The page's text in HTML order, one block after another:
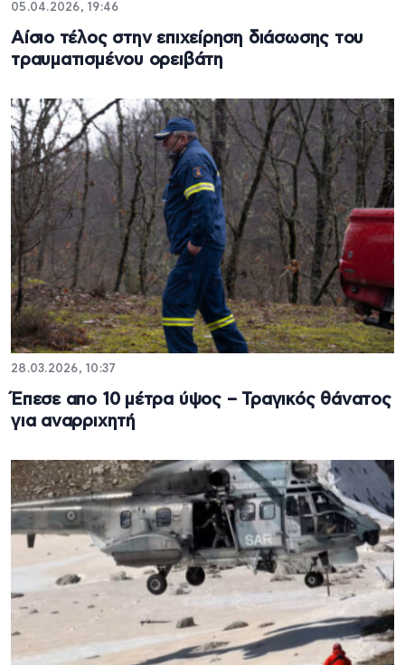
05.04.2026, 19:46
Αίσιο τέλος στην επιχείρηση διάσωσης του
τραυματισμένου ορειβάτη
28.03.2026, 10:37
Έπεσε απο 10 μέτρα ύψος – Τραγικός θάνατος
για αναρριχητή